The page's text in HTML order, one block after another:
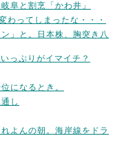
阜と割烹「かわ井」
わってしまったな・・・
」と。日本株、胸突き八
っぷりがイマイチ？
になるとき。
し
よんの朝。海岸線をドラ